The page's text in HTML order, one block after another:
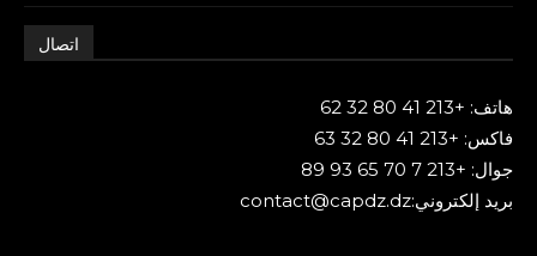
اتصال
هاتف: +213 41 80 32 62
فاكس: +213 41 80 32 63
جوال: +213 7 70 65 93 89
بريد إلكتروني:contact@capdz.dz